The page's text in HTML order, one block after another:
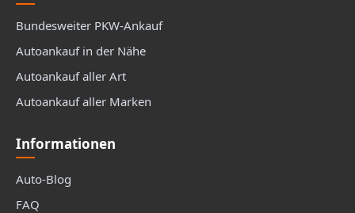
Bundesweiter PKW-Ankauf
Autoankauf in der Nähe
Autoankauf aller Art
Autoankauf aller Marken
Informationen
Auto-Blog
FAQ